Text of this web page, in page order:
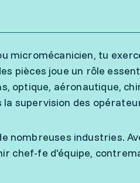
micromécanicien, tu
pièces joue un rôle
optique, aéronautique,
supervision des
nombreuses industries.
chef-fe d'équipe,